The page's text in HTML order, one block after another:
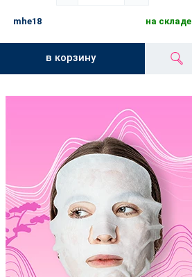
mhe18 на складе
в корзину